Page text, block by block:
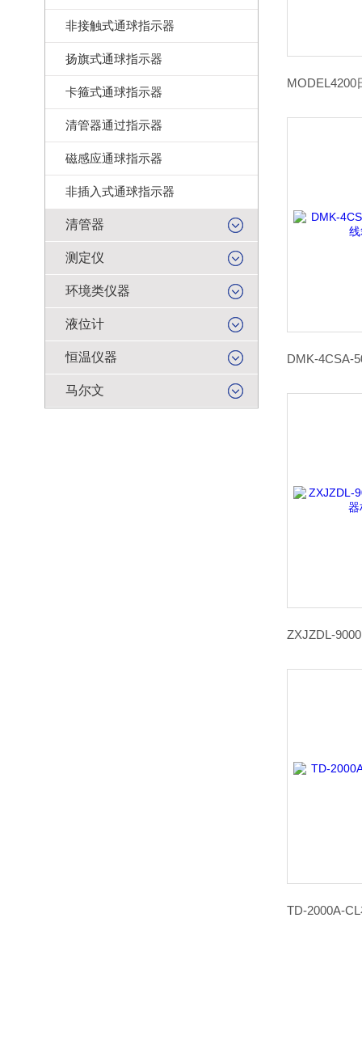
非接触式通球指示器
扬旗式通球指示器
卡箍式通球指示器
清管器通过指示器
磁感应通球指示器
非插入式通球指示器
清管器
测定仪
环境类仪器
液位计
恒温仪器
马尔文